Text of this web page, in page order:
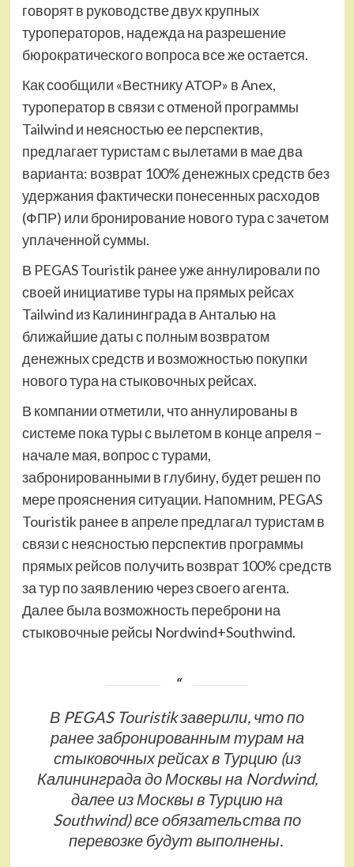
говорят в руководстве двух крупных
туроператоров, надежда на разрешение
бюрократического вопроса все же остается.
Как сообщили «Вестнику АТОР» в Anex,
туроператор в связи с отменой программы
Tailwind и неясностью ее перспектив,
предлагает туристам с вылетами в мае два
варианта: возврат 100% денежных средств без
удержания фактически понесенных расходов
(ФПР) или бронирование нового тура с зачетом
уплаченной суммы.
В PEGAS Touristik ранее уже аннулировали по
своей инициативе туры на прямых рейсах
Tailwind из Калининграда в Анталью на
ближайшие даты с полным возвратом
денежных средств и возможностью покупки
нового тура на стыковочных рейсах.
В компании отметили, что аннулированы в
системе пока туры с вылетом в конце апреля –
начале мая, вопрос с турами,
забронированными в глубину, будет решен по
мере прояснения ситуации. Напомним, PEGAS
Touristik ранее в апреле предлагал туристам в
связи с неясностью перспектив программы
прямых рейсов получить возврат 100% средств
за тур по заявлению через своего агента.
Далее была возможность переброни на
стыковочные рейсы Nordwind+Southwind.
В PEGAS Touristik заверили, что по
ранее забронированным турам на
стыковочных рейсах в Турцию (из
Калининграда до Москвы на Nordwind,
далее из Москвы в Турцию на
Southwind) все обязательства по
перевозке будут выполнены.